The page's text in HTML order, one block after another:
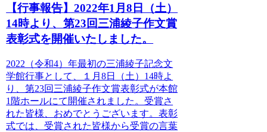
【行事報告】2022年1月8日（土）
14時より、第23回三浦綾子作文賞
表彰式を開催いたしました。
2022（令和4）年最初の三浦綾子記念文
学館行事として、１月8日（土）14時よ
り、第23回三浦綾子作文賞表彰式が本館
1階ホールにて開催されました。受賞さ
れた皆様、おめでとうございます。表彰
式では、受賞された皆様から受賞の言葉